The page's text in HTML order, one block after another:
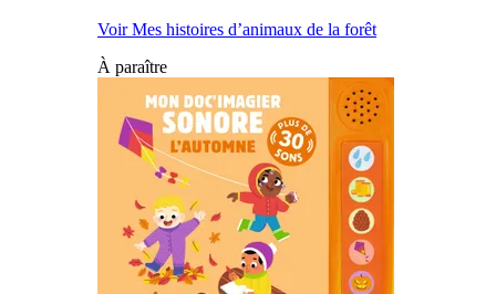
Voir Mes histoires d’animaux de la forêt
À paraître